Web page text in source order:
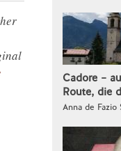
Cadore –
Route, die
Anna de